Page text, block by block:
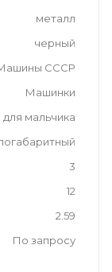
металл
черный
СССР
Машинки
для мальчика
3
12
2.59
По запросу